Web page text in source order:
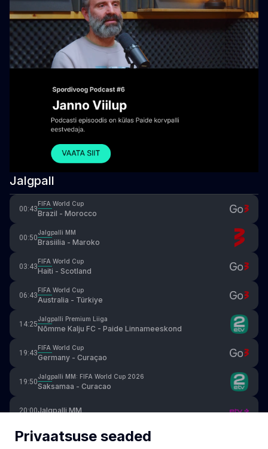
Jalgpall
00:43
FIFA World Cup
Brazil - Morocco
00:50
Jalgpalli MM
Brasiilia - Maroko
03:43
FIFA World Cup
Haiti - Scotland
06:43
FIFA World Cup
Australia - Türkiye
14:25
Jalgpalli Premium Liiga
Nõmme Kalju FC - Paide Linnameeskond
19:43
FIFA World Cup
Germany - Curaçao
19:50
Jalgpalli MM: FIFA World Cup 2026
Saksamaa - Curacao
20:00Jalgpalli MM
21:50Spanish Promotion Playoffs. Final
Privaatsuse seaded